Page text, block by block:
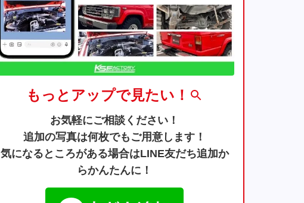
もっとアップで見たい！
お気軽にご相談ください！
追加の写真は何枚でもご用意します！
気になるところがある場合はLINE友だち追加か
らかんたんに！